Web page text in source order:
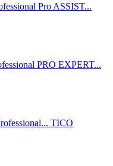
Pro ASSIST...
PRO EXPERT...
TICO